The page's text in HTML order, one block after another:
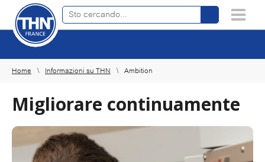
Home Informazioni su THN Ambition
Migliorare continuamente
×
Trova prodotti online